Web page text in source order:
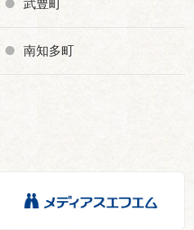
武豊町
南知多町